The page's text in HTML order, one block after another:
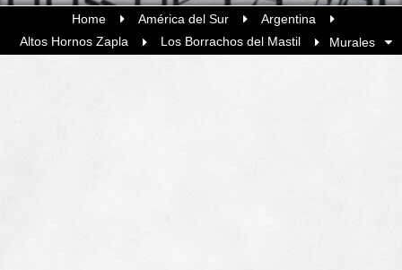
Home América del Sur
Argentina
Altos Hornos Zapla
Los Borrachos del Mastil Murales